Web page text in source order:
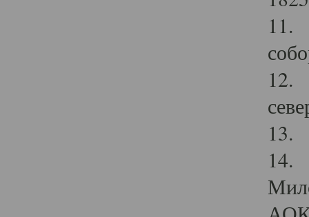
11.
12.
13.
14.